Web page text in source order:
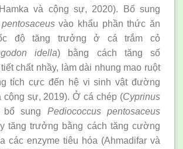
và cộng sự, 2020). Bổ sung
vào khẩu phần thức ăn
độ tăng trưởng ở cá trắm cỏ
idella) bằng cách tăng số
chất nhầy, làm dài nhung mao ruột
tích cực đến hệ vi sinh vật đường
cộng sự, 2019). Ở cá chép (Cyprinus
bổ sung Pediococcus pentosaceus
tăng trưởng bằng cách tăng cường
các enzyme tiêu hóa (Ahmadifar và